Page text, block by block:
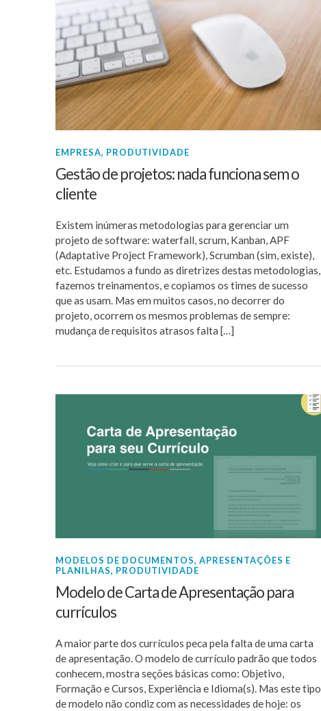
EMPRESA, PRODUTIVIDADE
Gestão de projetos: nada funciona sem o
cliente
Existem inúmeras metodologias para gerenciar um
projeto de software: waterfall, scrum, Kanban, APF
(Adaptative Project Framework), Scrumban (sim, existe),
etc. Estudamos a fundo as diretrizes destas metodologias,
fazemos treinamentos, e copiamos os times de sucesso
que as usam. Mas em muitos casos, no decorrer do
projeto, ocorrem os mesmos problemas de sempre:
mudança de requisitos atrasos falta […]
MODELOS DE DOCUMENTOS, APRESENTAÇÕES E
PLANILHAS, PRODUTIVIDADE
Modelo de Carta de Apresentação para
currículos
A maior parte dos currículos peca pela falta de uma carta
de apresentação. O modelo de currículo padrão que todos
conhecem, mostra seções básicas como: Objetivo,
Formação e Cursos, Experiência e Idioma(s). Mas este tipo
de modelo não condiz com as necessidades de hoje: os